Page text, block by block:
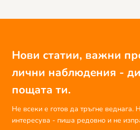
Нови статии, важни
лични наблюдения -
пощата ти.
Не всеки е готов да тръгне веднага.
интересува - пиша редовно и не